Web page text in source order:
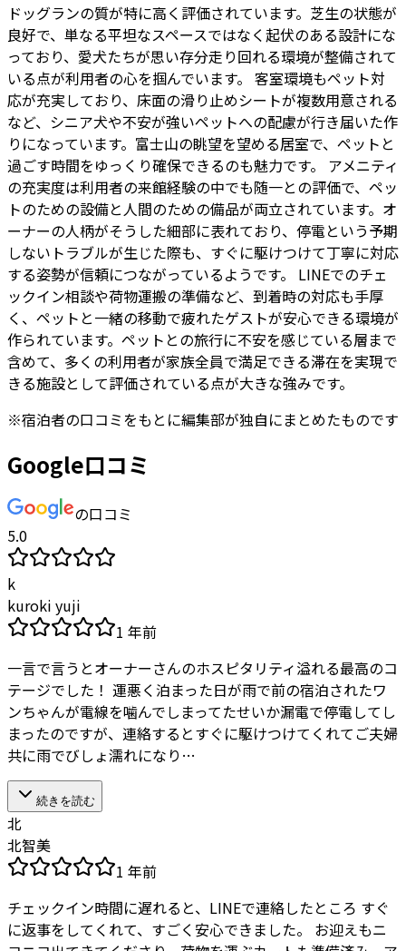
ドッグランの質が特に高く評価されています。芝生の状態が
良好で、単なる平坦なスペースではなく起伏のある設計にな
っており、愛犬たちが思い存分走り回れる環境が整備されて
いる点が利用者の心を掴んでいます。 客室環境もペット対
応が充実しており、床面の滑り止めシートが複数用意される
など、シニア犬や不安が強いペットへの配慮が行き届いた作
りになっています。富士山の眺望を望める居室で、ペットと
過ごす時間をゆっくり確保できるのも魅力です。 アメニティ
の充実度は利用者の来館経験の中でも随一との評価で、ペッ
トのための設備と人間のための備品が両立されています。オ
ーナーの人柄がそうした細部に表れており、停電という予期
しないトラブルが生じた際も、すぐに駆けつけて丁寧に対応
する姿勢が信頼につながっているようです。 LINEでのチェ
ックイン相談や荷物運搬の準備など、到着時の対応も手厚
く、ペットと一緒の移動で疲れたゲストが安心できる環境が
作られています。ペットとの旅行に不安を感じている層まで
含めて、多くの利用者が家族全員で満足できる滞在を実現で
きる施設として評価されている点が大きな強みです。
※宿泊者の口コミをもとに編集部が独自にまとめたものです
Google口コミ
の口コミ
5.0
k
kuroki yuji
1 年前
一言で言うとオーナーさんのホスピタリティ溢れる最高のコ
テージでした！ 運悪く泊まった日が雨で前の宿泊されたワ
ンちゃんが電線を噛んでしまってたせいか漏電で停電してし
まったのですが、連絡するとすぐに駆けつけてくれてご夫婦
共に雨でびしょ濡れになり…
続きを読む
北
北智美
1 年前
チェックイン時間に遅れると、LINEで連絡したところ すぐ
に返事をしてくれて、すごく安心できました。 お迎えもニ